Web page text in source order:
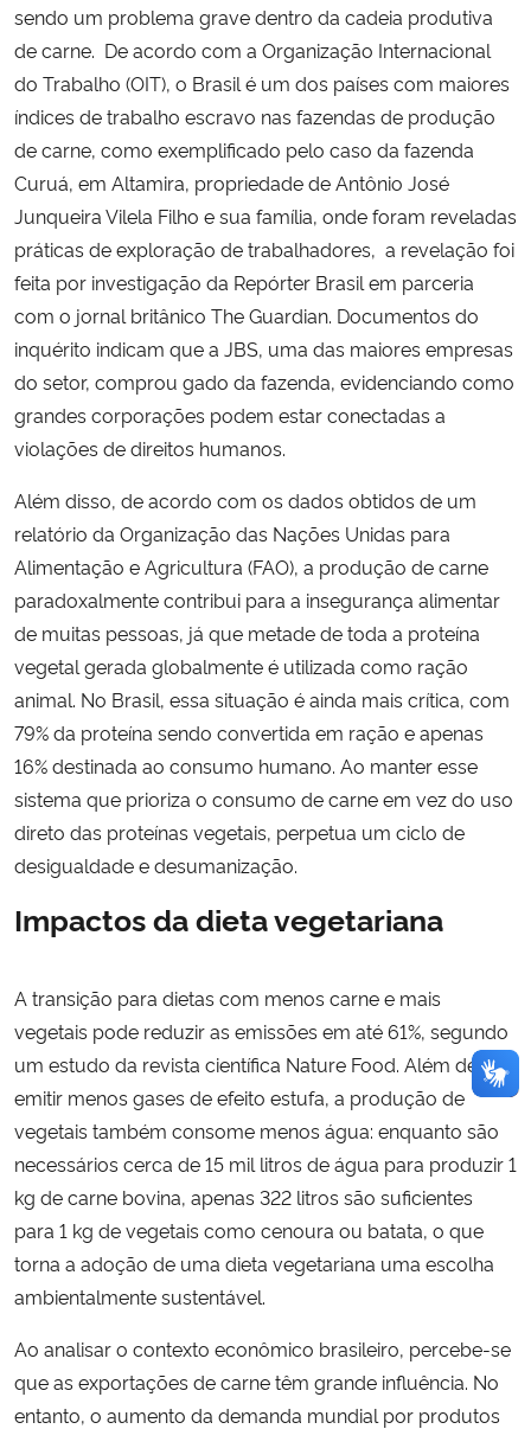
sendo um problema grave dentro da cadeia produtiva
de carne. De acordo com a Organização Internacional
do Trabalho (OIT), o Brasil é um dos países com maiores
índices de trabalho escravo nas fazendas de produção
de carne, como exemplificado pelo caso da fazenda
Curuá, em Altamira, propriedade de Antônio José
Junqueira Vilela Filho e sua família, onde foram reveladas
práticas de exploração de trabalhadores, a revelação foi
feita por investigação da Repórter Brasil em parceria
com o jornal britânico The Guardian. Documentos do
inquérito indicam que a JBS, uma das maiores empresas
do setor, comprou gado da fazenda, evidenciando como
grandes corporações podem estar conectadas a
violações de direitos humanos.
Além disso, de acordo com os dados obtidos de um
relatório da Organização das Nações Unidas para
Alimentação e Agricultura (FAO), a produção de carne
paradoxalmente contribui para a insegurança alimentar
de muitas pessoas, já que metade de toda a proteína
vegetal gerada globalmente é utilizada como ração
animal. No Brasil, essa situação é ainda mais crítica, com
79% da proteína sendo convertida em ração e apenas
16% destinada ao consumo humano. Ao manter esse
sistema que prioriza o consumo de carne em vez do uso
direto das proteínas vegetais, perpetua um ciclo de
desigualdade e desumanização.
Impactos da dieta vegetariana
A transição para dietas com menos carne e mais
vegetais pode reduzir as emissões em até 61%, segundo
um estudo da revista científica Nature Food. Além de
emitir menos gases de efeito estufa, a produção de
vegetais também consome menos água: enquanto são
necessários cerca de 15 mil litros de água para produzir 1
kg de carne bovina, apenas 322 litros são suficientes
para 1 kg de vegetais como cenoura ou batata, o que
torna a adoção de uma dieta vegetariana uma escolha
ambientalmente sustentável.
Ao analisar o contexto econômico brasileiro, percebe-se
que as exportações de carne têm grande influência. No
entanto, o aumento da demanda mundial por produtos